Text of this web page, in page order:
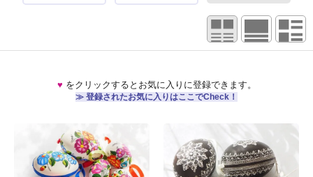
♥ をクリックするとお気に入りに登録できます。
≫ 登録されたお気に入りはここでCheck！